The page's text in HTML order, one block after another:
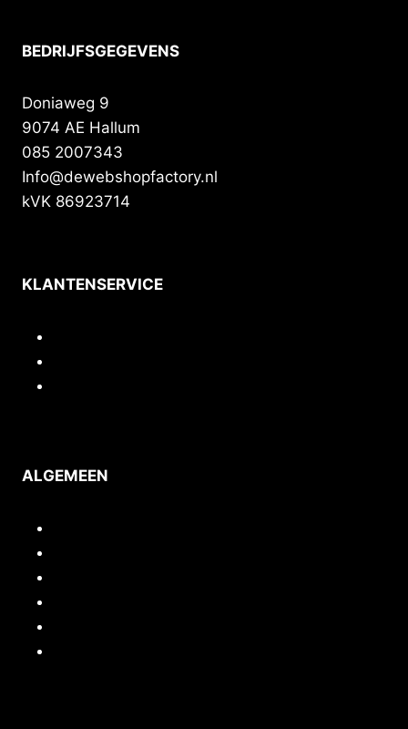
BEDRIJFSGEGEVENS
Doniaweg 9
9074 AE Hallum
085 2007343
Info@dewebshopfactory.nl
kVK 86923714
KLANTENSERVICE
ALGEMEEN